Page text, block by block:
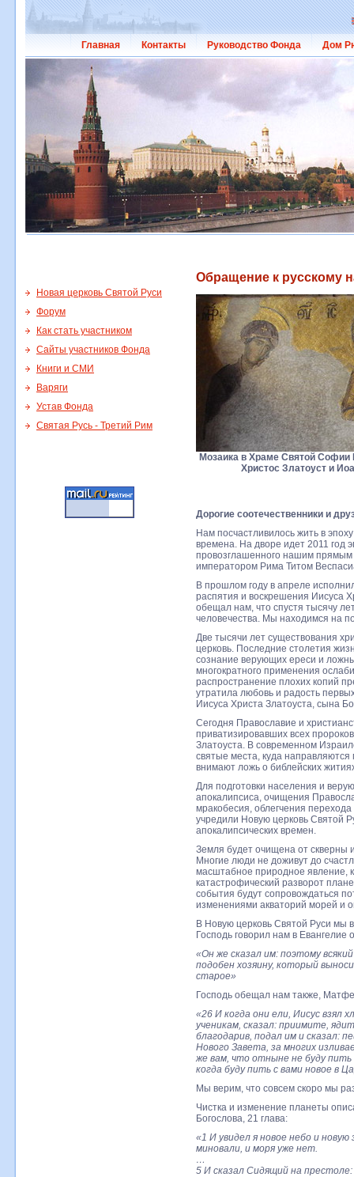
Главная Контакты Руководство Фонда Дом
Обращение к русскому
Новая церковь Святой Руси
Форум
Как стать участником
Сайты участников Фонда
Книги и СМИ
Варяги
Устав Фонда
Святая Русь - Третий Рим
Мозаика в Храме Святой
Христос Златоуст и
Дорогие соотечественники и
Нам посчастливилось жить в
времена. На дворе идет 2011 год
провозглашенного нашим прямым
императором Рима Титом
В прошлом году в апреле
распятия и воскрешения Иисуса
обещал нам, что спустя тысячу
человечества. Мы находимся на
Две тысячи лет существования
церковь. Последние столетия
сознание верующих ереси и
многократного применения
распространение плохих копий
утратила любовь и радость
Иисуса Христа Златоуста, сына
Сегодня Православие и
приватизировавших всех
Златоуста. В современном
святые места, куда
внимают ложь о библейских
Для подготовки населения и
апокалипсиса, очищения
мракобесия, облегчения
учредили Новую церковь Святой
апокалипсических времен.
Земля будет очищена от скверны
Многие люди не доживут до
масштабное природное явление,
катастрофический разворот
события будут сопровождаться
изменениями акваторий морей и
В Новую церковь Святой Руси мы
Господь говорил нам в Евангелие
«Он же сказал им: поэтому
подобен хозяину, который
старое»
Господь обещал нам также,
«26 И когда они ели, Иисус взял
ученикам, сказал: приимите,
благодарив, подал им и сказал:
Нового Завета, за многих
же вам, что отныне не буду пить
когда буду пить с вами новое в
Мы верим, что совсем скоро мы
Чистка и изменение планеты
Богослова, 21 глава:
«1 И увидел я новое небо и
миновали, и моря уже нет.
…
5 И сказал Сидящий на